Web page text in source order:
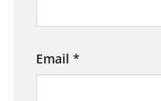
Email *